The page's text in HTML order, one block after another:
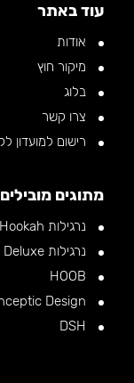
עוד באתר
אודות
מיקור חוץ
בלוג
צרו קשר
רישום למועדון
מתוגים מובילים
נרגילות Alpha Hookah
נרגילות Amy Deluxe